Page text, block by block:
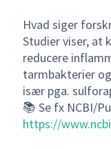
Hvad siger
Studier viser, at
reducere
tarmbakterier
især pga.
📚 Se fx NCBI/
https://